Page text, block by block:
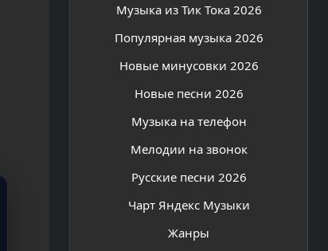
Музыка из Тик Тока 2026
Популярная музыка 2026
Новые минусовки 2026
Новые песни 2026
Музыка на телефон
Мелодии на звонок
Русские песни 2026
Чарт Яндекс Музыки
Жанры